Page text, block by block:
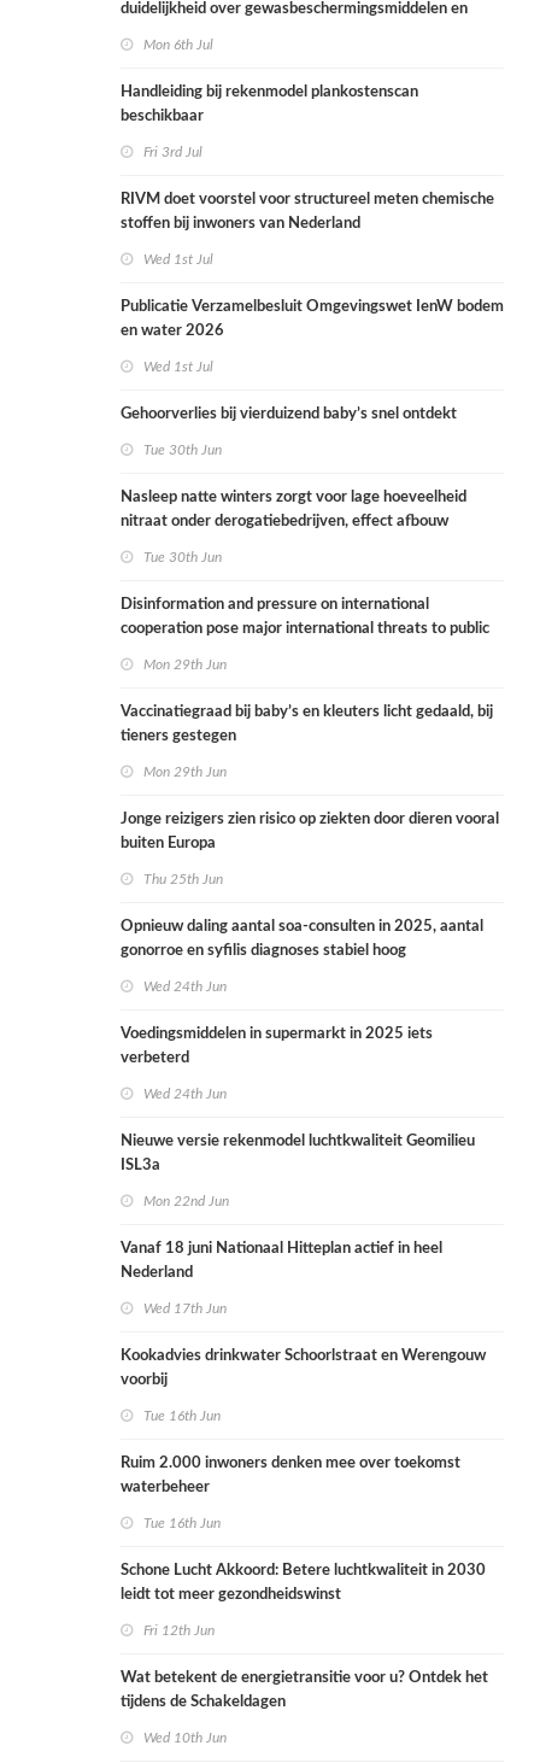
duidelijkheid over gewasbeschermingsmiddelen en
Mon 6th Jul
Handleiding bij rekenmodel plankostenscan
beschikbaar
Fri 3rd Jul
RIVM doet voorstel voor structureel meten chemische
stoffen bij inwoners van Nederland
Wed 1st Jul
Publicatie Verzamelbesluit Omgevingswet IenW bodem
en water 2026
Wed 1st Jul
Gehoorverlies bij vierduizend baby’s snel ontdekt
Tue 30th Jun
Nasleep natte winters zorgt voor lage hoeveelheid
nitraat onder derogatiebedrijven, effect afbouw
Tue 30th Jun
Disinformation and pressure on international
cooperation pose major international threats to public
Mon 29th Jun
Vaccinatiegraad bij baby’s en kleuters licht gedaald, bij
tieners gestegen
Mon 29th Jun
Jonge reizigers zien risico op ziekten door dieren vooral
buiten Europa
Thu 25th Jun
Opnieuw daling aantal soa-consulten in 2025, aantal
gonorroe en syfilis diagnoses stabiel hoog
Wed 24th Jun
Voedingsmiddelen in supermarkt in 2025 iets
verbeterd
Wed 24th Jun
Nieuwe versie rekenmodel luchtkwaliteit Geomilieu
ISL3a
Mon 22nd Jun
Vanaf 18 juni Nationaal Hitteplan actief in heel
Nederland
Wed 17th Jun
Kookadvies drinkwater Schoorlstraat en Werengouw
voorbij
Tue 16th Jun
Ruim 2.000 inwoners denken mee over toekomst
waterbeheer
Tue 16th Jun
Schone Lucht Akkoord: Betere luchtkwaliteit in 2030
leidt tot meer gezondheidswinst
Fri 12th Jun
Wat betekent de energietransitie voor u? Ontdek het
tijdens de Schakeldagen
Wed 10th Jun